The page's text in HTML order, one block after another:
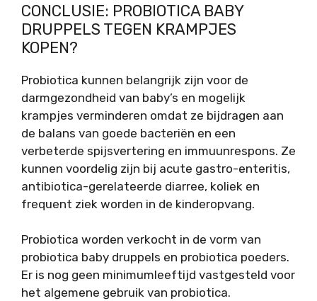
CONCLUSIE: PROBIOTICA BABY
DRUPPELS TEGEN KRAMPJES
KOPEN?
Probiotica kunnen belangrijk zijn voor de
darmgezondheid van baby’s en mogelijk
krampjes verminderen omdat ze bijdragen aan
de balans van goede bacteriën en een
verbeterde spijsvertering en immuunrespons. Ze
kunnen voordelig zijn bij acute gastro-enteritis,
antibiotica-gerelateerde diarree, koliek en
frequent ziek worden in de kinderopvang.
Probiotica worden verkocht in de vorm van
probiotica baby druppels en probiotica poeders.
Er is nog geen minimumleeftijd vastgesteld voor
het algemene gebruik van probiotica.